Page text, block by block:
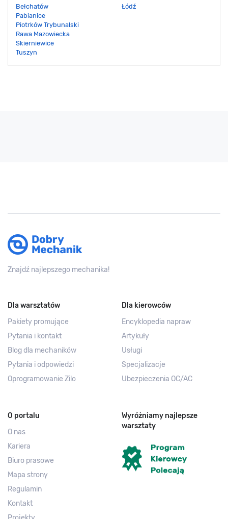
Bełchatów
Pabianice
Piotrków Trybunalski
Rawa Mazowiecka
Skierniewice
Tuszyn
Łódź
Znajdź najlepszego mechanika!
Dla warsztatów
Pakiety promujące
Pytania i kontakt
Blog dla mechaników
Pytania i odpowiedzi
Oprogramowanie Zilo
Dla kierowców
Encyklopedia napraw
Artykuły
Usługi
Specjalizacje
Ubezpieczenia OC/AC
O portalu
O nas
Kariera
Biuro prasowe
Mapa strony
Regulamin
Kontakt
Wyróżniamy najlepsze
warsztaty